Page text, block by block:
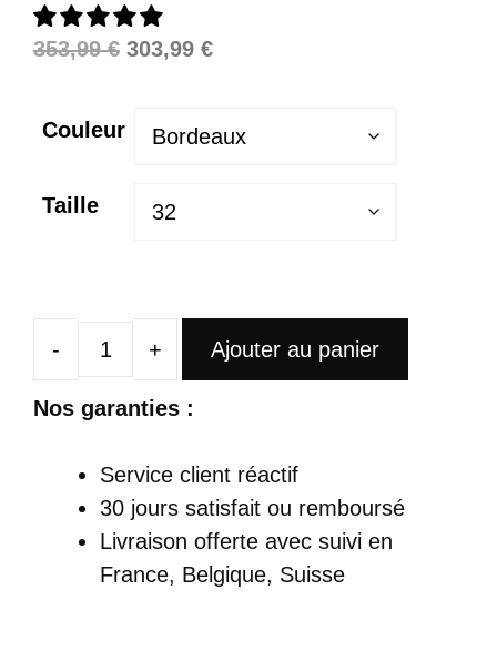
353,99€ Le
était :
303,99 €Le
est :
Couleur
Taille
quantité
de
Satin
De
Bal
Longue
Ajouter au panier
Nos garanties :
Service client réactif
30 jours satisfait ou remboursé
Livraison offerte avec suivi en
France, Belgique, Suisse